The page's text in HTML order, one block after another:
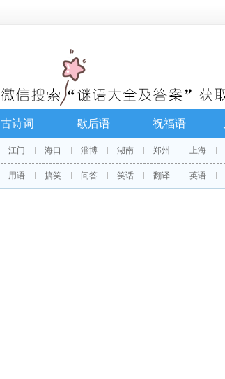
古诗词 歇后语 祝福语
江门 海口 淄博 湖南 郑州 上海
用语 搞笑 问答 笑话 翻译 英语